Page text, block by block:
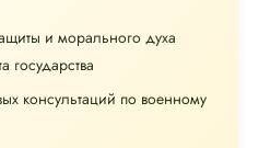
и морального духа
государства
консультаций по военному